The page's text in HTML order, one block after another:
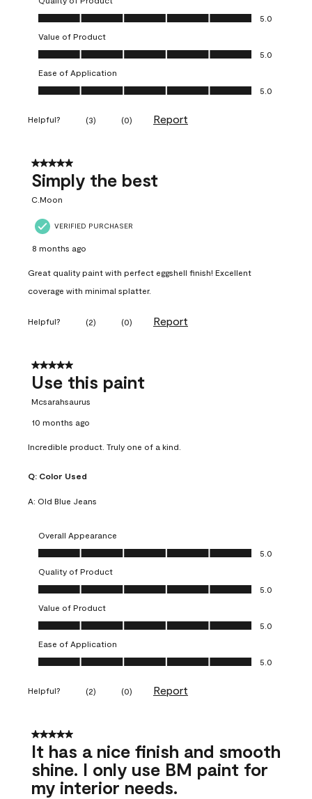
Quality of Product, 5.0 out of 5
5.0
Value of Product
Value of Product, 5.0 out of 5
5.0
Ease of Application
Ease of Application, 5.0 out of 5
5.0
Helpful? (3) (0) Report
5 out of 5 stars.
Simply the best
C.Moon
VERIFIED PURCHASER
8 months ago
Great quality paint with perfect eggshell finish! Excellent
coverage with minimal splatter.
Helpful? (2) (0) Report
5 out of 5 stars.
Use this paint
Mcsarahsaurus
10 months ago
Incredible product. Truly one of a kind.
Q: Color Used
A: Old Blue Jeans
Overall Appearance
Overall Appearance, 5.0 out of 5
5.0
Quality of Product
Quality of Product, 5.0 out of 5
5.0
Value of Product
Value of Product, 5.0 out of 5
5.0
Ease of Application
Ease of Application, 5.0 out of 5
5.0
Helpful? (2) (0) Report
5 out of 5 stars.
It has a nice finish and smooth
shine. I only use BM paint for
my interior needs.